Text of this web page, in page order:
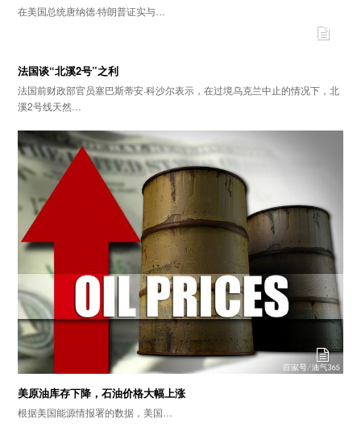
在美国总统唐纳德·特朗普证实与…
法国谈“北溪2号”之利
法国前财政部官员塞巴斯蒂安·科沙尔表示，在过境乌克兰中止的情况下，北
溪2号线天然…
美原油库存下降，石油价格大幅上涨
根据美国能源情报署的数据，美国…